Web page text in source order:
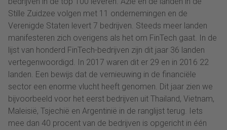
Stille Zuidzee volgen met 11 ondernemingen en de
Verenigde Staten levert 7 bedrijven. Steeds meer landen
manifesteren zich overigens als het om FinTech gaat. In de
lijst van honderd FinTech-bedrijven zijn dit jaar 36 landen
vertegenwoordigd. In 2017 waren dit er 29 en in 2016 22
landen. Een bewijs dat de vernieuwing in de financiële
sector een enorme vlucht heeft genomen. Dit jaar zien we
bijvoorbeeld voor het eerst bedrijven uit Thailand, Vietnam,
Maleisië, Tsjechië en Argentinië in de ranglijst terug. Iets
mee dan 40 procent van de bedrijven is opgericht in één